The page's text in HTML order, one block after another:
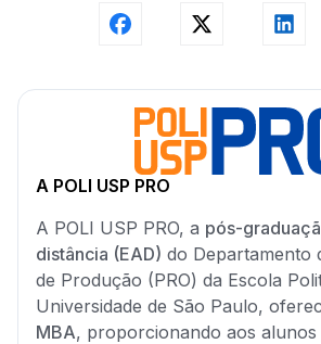
A POLI USP PRO
A POLI USP PRO, a pós-
distância (EAD) do Departamento
de Produção (PRO) da Escola
Universidade de São Paulo,
MBA, proporcionando aos alunos